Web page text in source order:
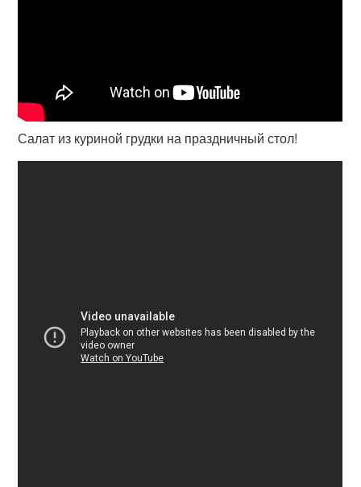
Салат из куриной грудки на праздничный стол!